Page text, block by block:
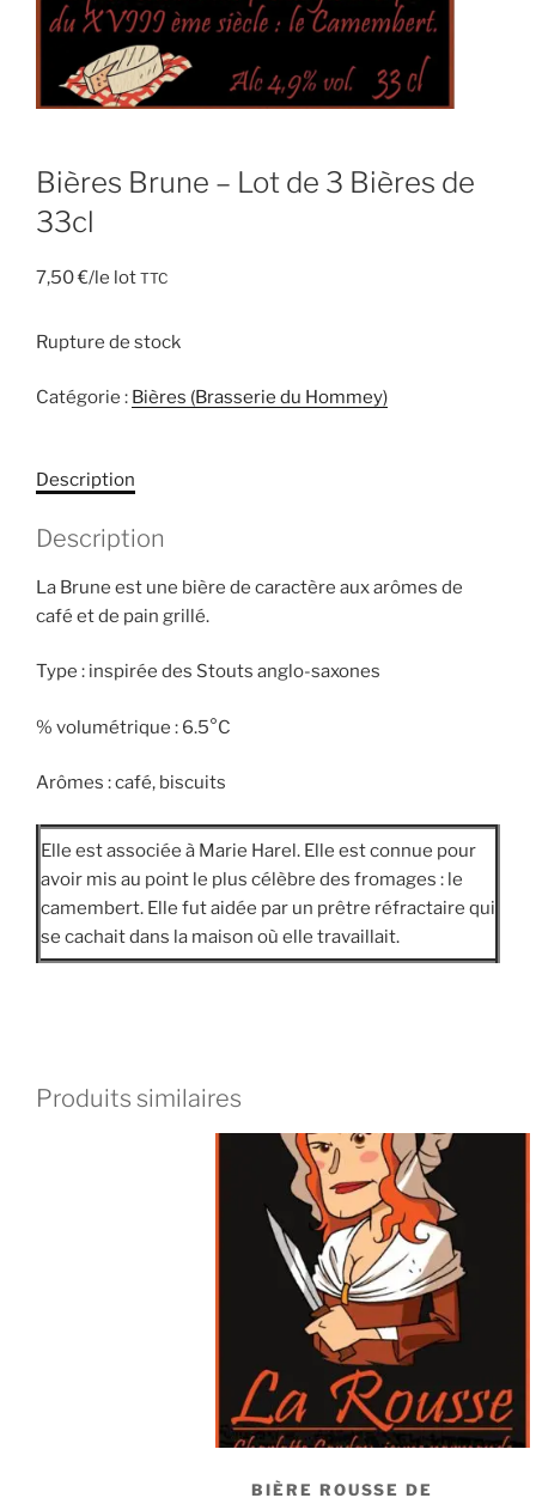
Bières Brune – Lot de 3 Bières de
33cl
7,50€/le lot TTC
Rupture de stock
Catégorie : Bières (Brasserie du Hommey)
Description
Description
La Brune est une bière de caractère aux arômes de
café et de pain grillé.
Type : inspirée des Stouts anglo-saxones
% volumétrique : 6.5°C
Arômes : café, biscuits
Elle est associée à Marie Harel. Elle est connue pour
avoir mis au point le plus célèbre des fromages : le
camembert. Elle fut aidée par un prêtre réfractaire qui
se cachait dans la maison où elle travaillait.
Produits similaires
BIÈRE ROUSSE DE